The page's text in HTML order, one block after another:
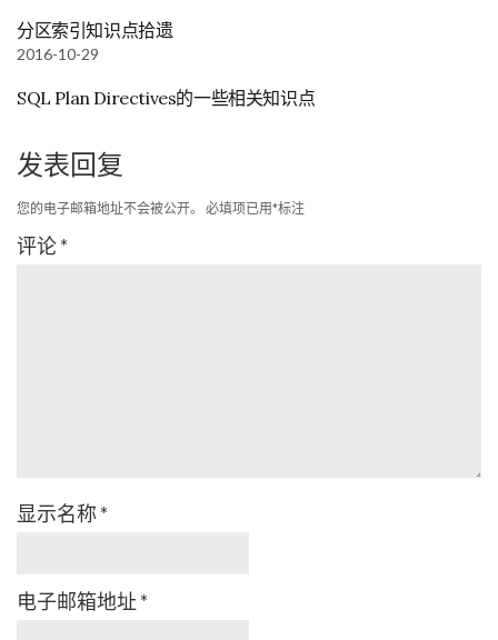
分区索引知识点拾遗
2016-10-29
SQL Plan Directives的一些相关知识点
发表回复
您的电子邮箱地址不会被公开。 必填项已用*标注
评论*
显示名称 *
电子邮箱地址 *